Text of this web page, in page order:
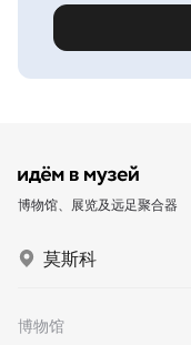
博物馆、展览及远足聚合器
莫斯科
博物馆